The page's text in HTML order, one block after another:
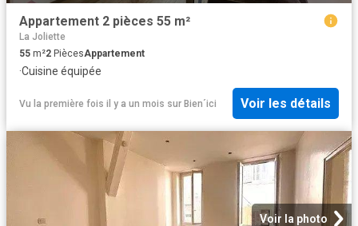
Appartement 2 pièces 55 m²
La Joliette
55 m²2 PiècesAppartement
·Cuisine équipée
Vu la première fois il y a un mois sur Bien´ici Voir les détails
Voir la photo